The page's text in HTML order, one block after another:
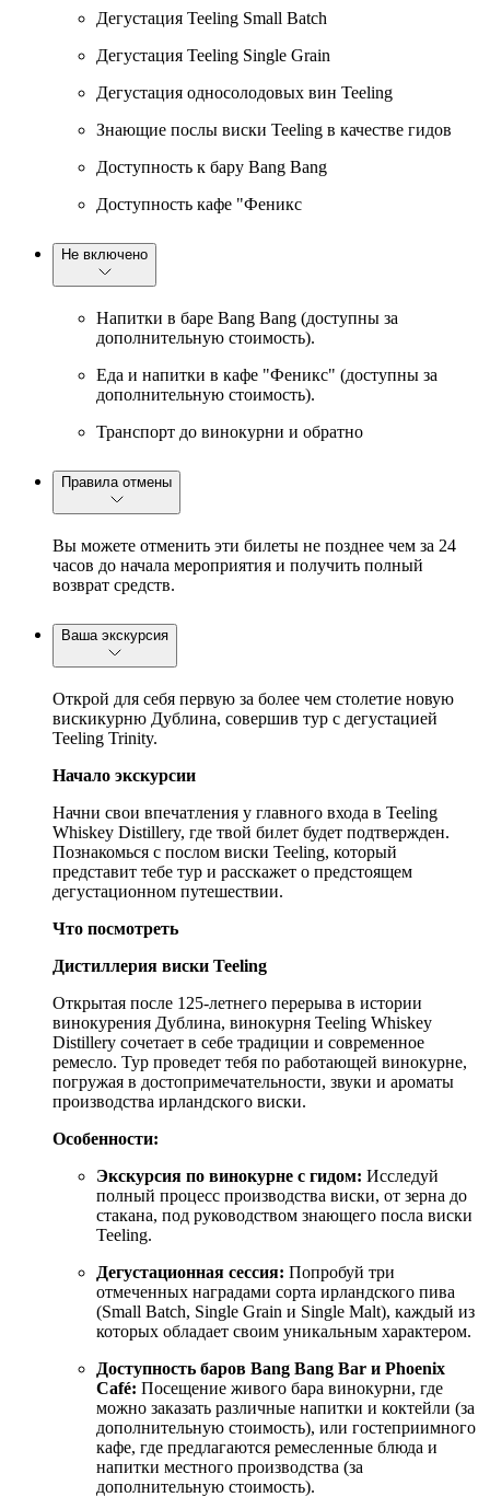
Дегустация Teeling Small Batch
Дегустация Teeling Single Grain
Дегустация односолодовых вин Teeling
Знающие послы виски Teeling в качестве гидов
Доступность к бару Bang Bang
Доступность кафе "Феникс
Не включено
Напитки в баре Bang Bang (доступны за
дополнительную стоимость).
Еда и напитки в кафе "Феникс" (доступны за
дополнительную стоимость).
Транспорт до винокурни и обратно
Правила отмены
Вы можете отменить эти билеты не позднее чем за 24
часов до начала мероприятия и получить полный
возврат средств.
Ваша экскурсия
Открой для себя первую за более чем столетие новую
вискикурню Дублина, совершив тур с дегустацией
Teeling Trinity.
Начало экскурсии
Начни свои впечатления у главного входа в Teeling
Whiskey Distillery, где твой билет будет подтвержден.
Познакомься с послом виски Teeling, который
представит тебе тур и расскажет о предстоящем
дегустационном путешествии.
Что посмотреть
Дистиллерия виски Teeling
Открытая после 125-летнего перерыва в истории
винокурения Дублина, винокурня Teeling Whiskey
Distillery сочетает в себе традиции и современное
ремесло. Тур проведет тебя по работающей винокурне,
погружая в достопримечательности, звуки и ароматы
производства ирландского виски.
Особенности:
Экскурсия по винокурне с гидом: Исследуй
полный процесс производства виски, от зерна до
стакана, под руководством знающего посла виски
Teeling.
Дегустационная сессия: Попробуй три
отмеченных наградами сорта ирландского пива
(Small Batch, Single Grain и Single Malt), каждый из
которых обладает своим уникальным характером.
Доступность баров Bang Bang Bar и Phoenix
Café: Посещение живого бара винокурни, где
можно заказать различные напитки и коктейли (за
дополнительную стоимость), или гостеприимного
кафе, где предлагаются ремесленные блюда и
напитки местного производства (за
дополнительную стоимость).